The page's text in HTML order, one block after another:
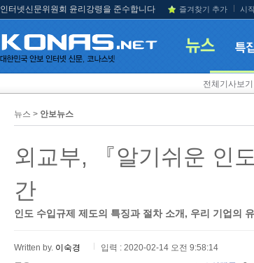
인터넷신문위원회 윤리강령을 준수합니다 즐겨찾기 추가 시
전체기사보기
뉴스 > 안보뉴스
외교부, 『알기쉬운 인
간
인도 수입규제 제도의 특징과 절차 소개, 우리 기업의
Written by. 이숙경
입력 : 2020-02-14 오전 9:58:14